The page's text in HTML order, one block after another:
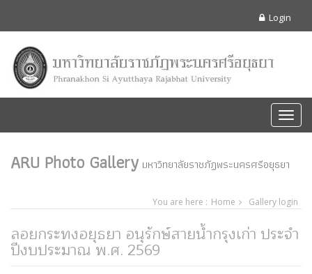
Login
ARU Photo Gallery มหาวิทยาลัยราชภัฏพระนครศรีอยุธยา
You are here : Home Gallery login
ลอยกระทงอยุธยา อนุรักษ์สายน้ำกรุงเก่า ประจำ
ปีงบประมาณ พ.ศ. 2569